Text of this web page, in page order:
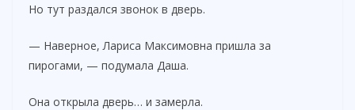
Но тут раздался звонок в дверь.
— Наверное, Лариса Максимовна пришла за
пирогами, — подумала Даша.
Она открыла дверь… и замерла.